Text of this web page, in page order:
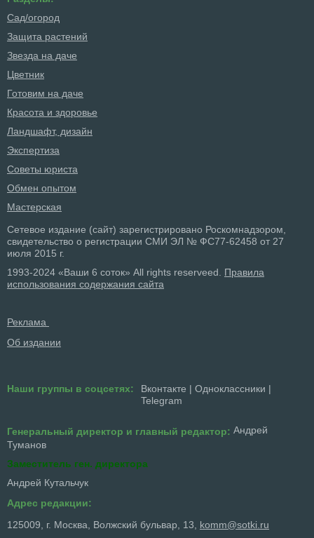
Сад/огород
Защита растений
Звезда на даче
Цветник
Готовим на даче
Красота и здоровье
Ландшафт, дизайн
Экспертиза
Советы юриста
Обмен опытом
Мастерская
Сетевое издание (сайт) зарегистрировано Роскомнадзором,
свидетельство о регистрации СМИ ЭЛ № ФС77-62458 от 27
июля 2015 г.
1993-2024 «Ваши 6 соток» All rights reserveed. Правила
использования содержания сайта
Реклама
Об издании
Наши группы в соцсетях: Вконтакте | Одноклассники |
Telegram
Генеральный директор и главный редактор: Андрей
Туманов
Заместитель ген. директора
Андрей Кутальчук
Адрес редакции:
125009, г. Москва, Волжский бульвар, 13, komm@sotki.ru